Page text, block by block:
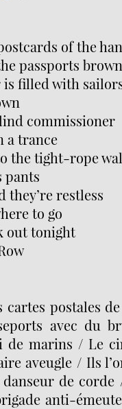
of the
passports
is filled with
commissioner
a trance
the tight-rope
pants
they’re restless
to go
out tonight
cartes postales
avec du
de marins / Le
aveugle / Ils
de corde
anti-